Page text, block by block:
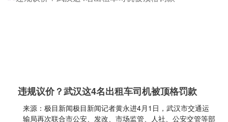
违规议价？武汉这4名出租车司机被顶格罚款
来源：极目新闻极目新闻记者黄永进4月1日，武汉市交通运
输局再次联合市公安、发改、市场监管、人社、公安交管等部